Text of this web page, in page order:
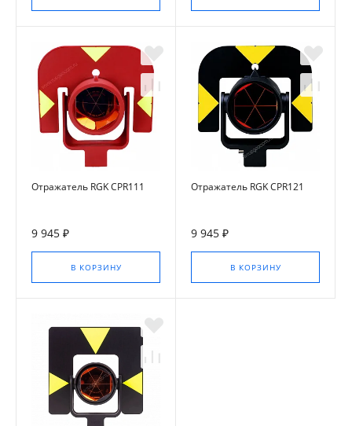
Отражатель RGK CPR111
9 945 ₽
В КОРЗИНУ
Отражатель RGK CPR121
9 945 ₽
В КОРЗИНУ